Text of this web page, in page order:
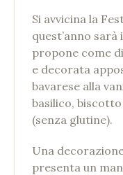
Si avvicina la
quest’anno sarà
propone come
e decorata
bavarese alla
basilico,
(senza glutine).
Una
presenta un